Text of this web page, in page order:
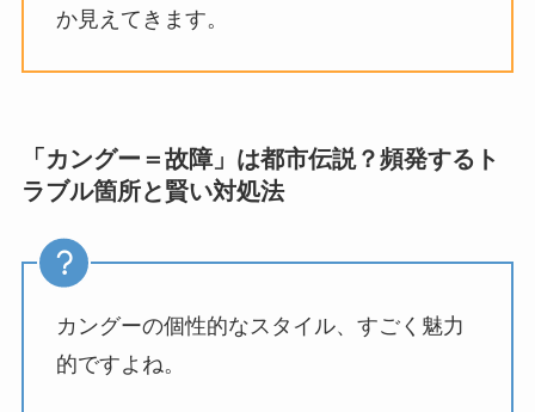
か見えてきます。
「カングー＝故障」は都市伝説？頻発するト
ラブル箇所と賢い対処法
カングーの個性的なスタイル、すごく魅力
的ですよね。